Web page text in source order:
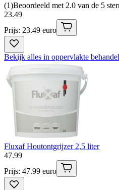
(1)Beoordeeld met 2.0 van de 5
23.49
Prijs: 23.49 euro
Bekijk alles in oppervlakte
Fluxaf Houtontgrijzer 2,5 liter
47.99
Prijs: 47.99 euro